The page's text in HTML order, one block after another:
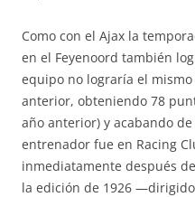
Como con el Ajax la
en el Feyenoord también
equipo no lograría el
anterior, obteniendo 78
año anterior) y acabando
entrenador fue en Racing
inmediatamente después
la edición de 1926